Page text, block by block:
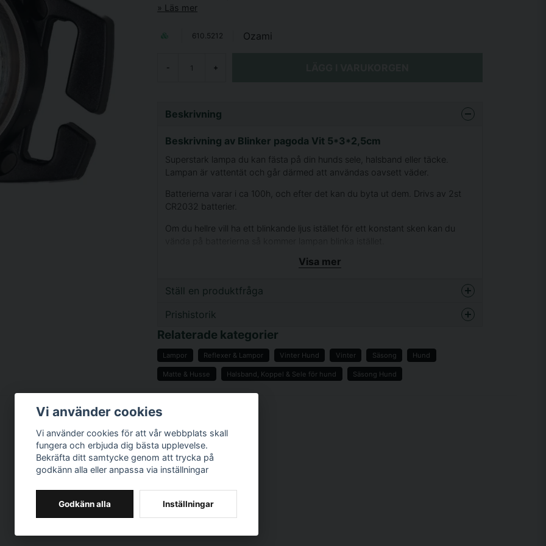
Läs mer
610.5212 Ozami
- +
Beskrivning
Beskrivning av Blinker pagoda Vit 5*3*2,5cm
Superstark lampa du kan fästa på din hunds sele, halsband eller täcke.
Lampan är vattentät och går därmed att användas oavsett väder.
Batterierna varar i ca 100h, och efter det kan du byta ut dem. Drivs av 2st
CR2032 batterier.
Om du hellre vill ha ett blinkande ljus istället för ett konstant sken kan du
Visa mer
Ställ en produktfråga
question
name email
Ja, ni får publicera min fråga
Prishistorik
Relaterade kategorier
Lampor Reflexer & Lampor Vinter Hund Vinter Säsong Hund
Matte & Husse Halsband, Koppel & Sele för hund Säsong Hund
Vi använder cookies
Vi använder cookies för att vår webbplats skall
fungera och erbjuda dig bästa upplevelse.
Bekräfta ditt samtycke genom att trycka på
godkänn alla eller anpassa via inställningar
Godkänn alla Inställningar